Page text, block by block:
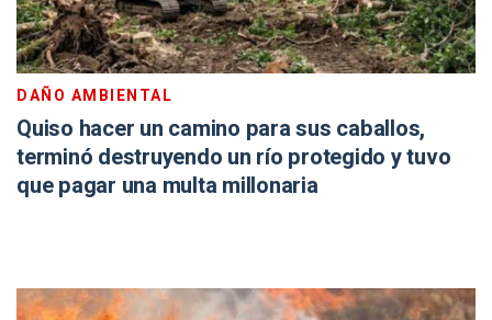
DAÑO AMBIENTAL
Quiso hacer un camino para sus caballos,
terminó destruyendo un río protegido y tuvo
que pagar una multa millonaria